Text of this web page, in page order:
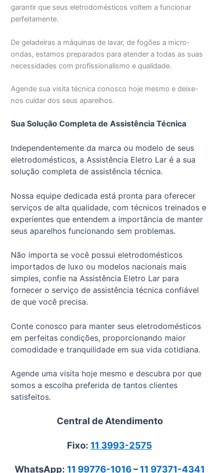
garantir que seus eletrodomésticos voltem a funcionar
perfeitamente.
De geladeiras a máquinas de lavar, de fogões a micro-
ondas, estamos preparados para atender a todas as suas
necessidades com profissionalismo e qualidade.
Agende sua visita técnica conosco hoje mesmo e deixe-
nos cuidar dos seus aparelhos.
Sua Solução Completa de Assistência Técnica
Independentemente da marca ou modelo de seus
eletrodomésticos, a Assistência Eletro Lar é a sua
solução completa de assistência técnica.
Nossa equipe dedicada está pronta para oferecer
serviços de alta qualidade, com técnicos treinados e
experientes que entendem a importância de manter
seus aparelhos funcionando sem problemas.
Não importa se você possui eletrodomésticos
importados de luxo ou modelos nacionais mais
simples, confie na Assistência Eletro Lar para
fornecer o serviço de assistência técnica confiável
de que você precisa.
Conte conosco para manter seus eletrodomésticos
em perfeitas condições, proporcionando maior
comodidade e tranquilidade em sua vida cotidiana.
Agende uma visita hoje mesmo e descubra por que
somos a escolha preferida de tantos clientes
satisfeitos.
Central de Atendimento
Fixo: 11 3993-2575
WhatsApp: 11 99776-1016–11 97371-4341